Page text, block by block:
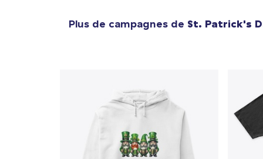
Plus de campagnes de St. Patrick's